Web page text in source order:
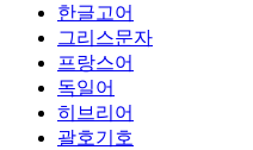
한글고어
그리스문자
프랑스어
독일어
히브리어
괄호기호